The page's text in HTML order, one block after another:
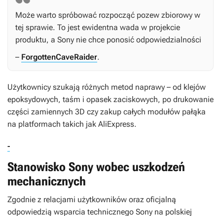
Może warto spróbować rozpocząć pozew zbiorowy w
tej sprawie. To jest ewidentna wada w projekcie
produktu, a Sony nie chce ponosić odpowiedzialności
– ForgottenCaveRaider.
Użytkownicy szukają różnych metod naprawy – od klejów
epoksydowych, taśm i opasek zaciskowych, po drukowanie
części zamiennych 3D czy zakup całych modułów pałąka
na platformach takich jak AliExpress.
-
Stanowisko Sony wobec uszkodzeń
mechanicznych
Zgodnie z relacjami użytkowników oraz oficjalną
odpowiedzią wsparcia technicznego Sony na polskiej